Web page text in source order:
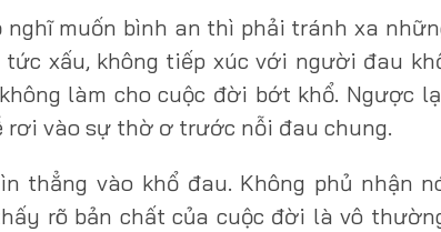
muốn bình an thì phải tránh xa
xấu, không tiếp xúc với người đau
làm cho cuộc đời bớt khổ. Ngược
vào sự thờ ơ trước nỗi đau chung.
thẳng vào khổ đau. Không phủ nhận
rõ bản chất của cuộc đời là vô